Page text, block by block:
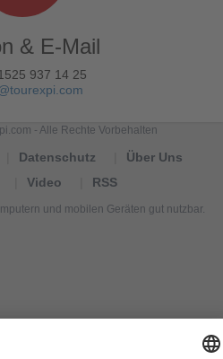
& E-Mail
937 14 25
- Alle Rechte Vorbehalten
Datenschutz
Über Uns
Video RSS
und mobilen Geräten gut nutzbar.